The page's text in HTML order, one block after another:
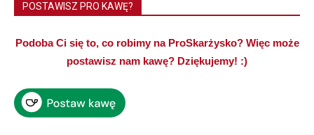
POSTAWISZ PRO KAWĘ?
Podoba Ci się to, co robimy na ProSkarżysko? Więc może
postawisz nam kawę? Dziękujemy! :)